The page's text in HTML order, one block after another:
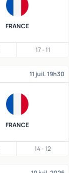
FRANCE
17-11
11 juil. 19h30
FRANCE
14-12